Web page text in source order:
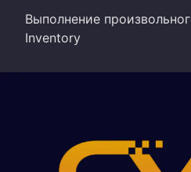
Выполнение
Inventory